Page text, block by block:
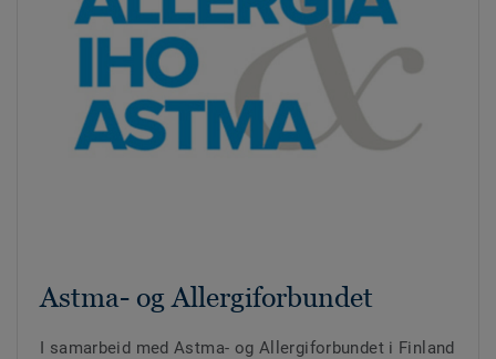
Astma- og Allergiforbundet
I samarbeid med Astma- og Allergiforbundet i Finland